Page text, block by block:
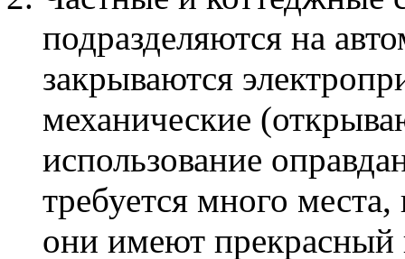
подразделяются на
закрываются
механические
использование
требуется много
они имеют